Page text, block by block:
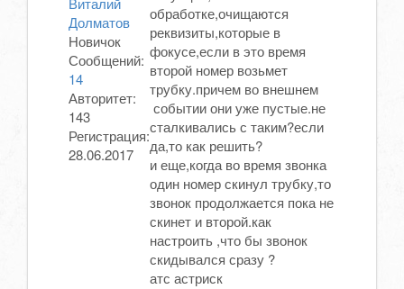
Долматов
Новичок
Сообщений:
14
Авторитет:
143
Регистрация:
28.06.2017
обработке,очищаются
реквизиты,которые в
фокусе,если в это время
второй номер возьмет
трубку.причем во внешнем
событии они уже пустые.не
сталкивались с таким?если
да,то как решить?
и еще,когда во время звонка
один номер скинул трубку,то
звонок продолжается пока не
скинет и второй.как
настроить ,что бы звонок
скидывался сразу ?
атс астриск